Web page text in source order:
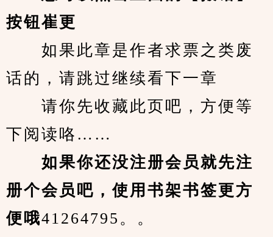
按钮崔更
如果此章是作者求票之类废
话的，请跳过继续看下一章
请你先收藏此页吧，方便等
下阅读咯……
如果你还没注册会员就先注
册个会员吧，使用书架书签更方
便哦41264795。。